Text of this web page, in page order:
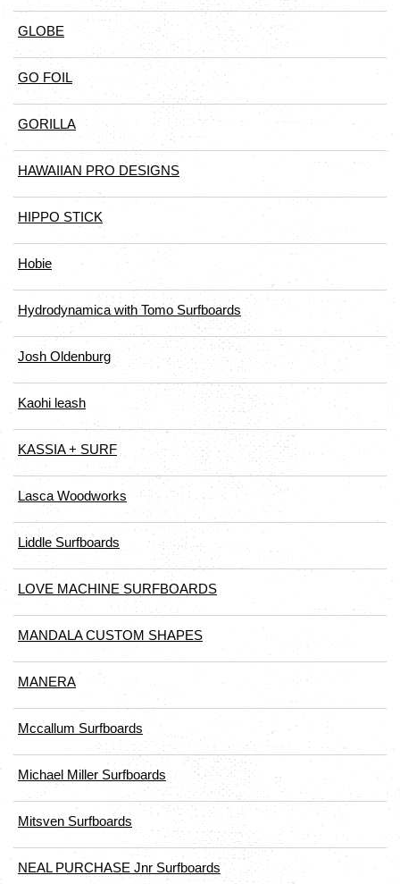
GLOBE
GO FOIL
GORILLA
HAWAIIAN PRO DESIGNS
HIPPO STICK
Hobie
Hydrodynamica with Tomo Surfboards
Josh Oldenburg
Kaohi leash
KASSIA + SURF
Lasca Woodworks
Liddle Surfboards
LOVE MACHINE SURFBOARDS
MANDALA CUSTOM SHAPES
MANERA
Mccallum Surfboards
Michael Miller Surfboards
Mitsven Surfboards
NEAL PURCHASE Jnr Surfboards